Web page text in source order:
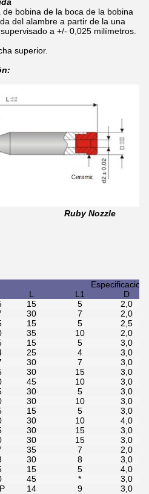
bobina de la boca de la bobina
del alambre a partir de la una
a +/- 0,025 milímetros.
superior.
Ruby Nozzle
L
L1
D
15 5
2,0
30 7
2,0
15 5
2,5
35 10
2,0
15 5
3,0
25 4
3,0
30 7
3,0
30 15
3,0
45 10
3,0
30 5
3,0
30 10
3,0
15 5
3,0
30 10
4,0
30 15
3,0
30 15
3,0
35 7
2,0
30 8
3,0
15 5
4,0
45 *
3,0
14 9 3,0